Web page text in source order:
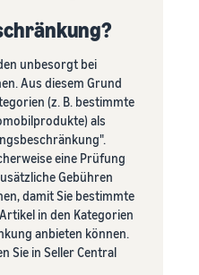
unbesorgt bei
Aus diesem Grund
(z. B. bestimmte
als
eine Prüfung
Gebühren
damit Sie bestimmte
in den Kategorien
anbieten können.
Sie in Seller Central